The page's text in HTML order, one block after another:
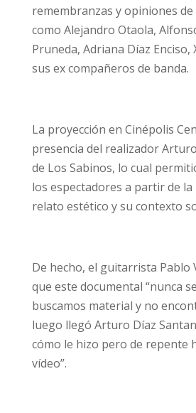
remembranzas y opiniones
como Alejandro Otaola,
Pruneda, Adriana Díaz Enciso,
sus ex compañeros de banda.
La proyección en Cinépolis
presencia del realizador
de Los Sabinos, lo cual
los espectadores a partir de
relato estético y su contexto
De hecho, el guitarrista Pablo
que este documental “nunca
buscamos material y no
luego llegó Arturo Díaz
cómo le hizo pero de repente
vídeo”.